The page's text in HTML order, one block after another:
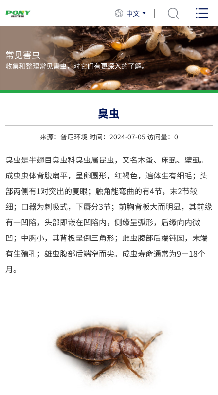
中文
常见害虫
收集和整理常见害虫，对它们有更深入的了解。
臭虫
来源：普尼环境 时间：2024-07-05 访问量： 0
臭虫是半翅目臭虫科臭虫属昆虫，又名木蚤、床虱、壁虱。
成虫虫体背腹扁平，呈卵圆形，红褐色，遍体生有细毛；头
部两侧有1对突出的复眼；触角能弯曲的有4节，末2节较
细；口器为刺吸式，下唇分3节；前胸背板大而明显，其前缘
有一凹陷，头部即嵌在凹陷内，侧缘呈弧形，后缘向内微
凹；中胸小，其背板呈倒三角形；雌虫腹部后端钝圆，末端
有生殖孔；雄虫腹部后端窄而尖。成虫寿命通常为9—18个
月。